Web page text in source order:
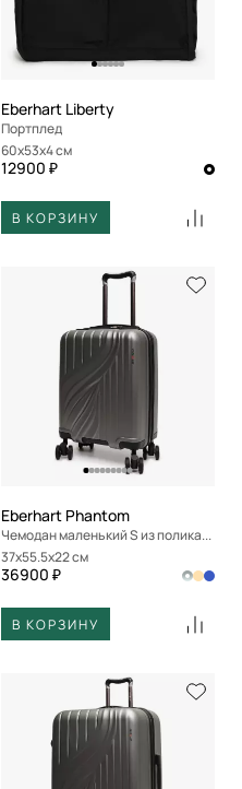
Eberhart Liberty
Портплед
60x53x4 см
12900 ₽
В КОРЗИНУ
Eberhart Phantom
Чемодан маленький S из поликарбоната
37x55.5x22 см
36900 ₽
В КОРЗИНУ